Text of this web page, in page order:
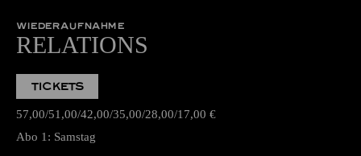
WIEDERAUFNAHME
RELATIONS
TICKETS
57,00 51,00 42,00 35,00 28,00 17,00 €
Abo 1: Samstag